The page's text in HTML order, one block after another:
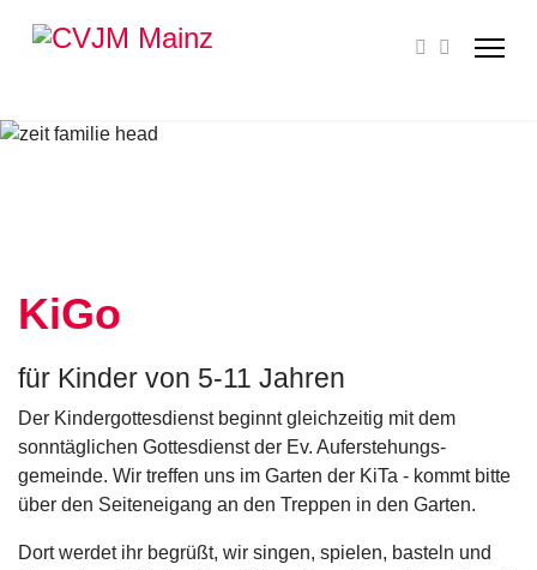
KiGo
für Kinder von 5-11 Jahren
Der Kindergottesdienst beginnt gleichzeitig mit dem
sonntäglichen Gottesdienst der Ev. Auferstehungs­
gemeinde. Wir treffen uns im Garten der KiTa - kommt bitte
über den Seiteneigang an den Treppen in den Garten.
Dort werdet ihr begrüßt, wir singen, spielen, basteln und